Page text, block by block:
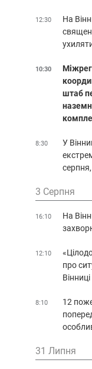
12:30
На
10:30
штаб
8:30
У
3 Серпня
16:10
На
12:10
про
8:10
12
31 Липня